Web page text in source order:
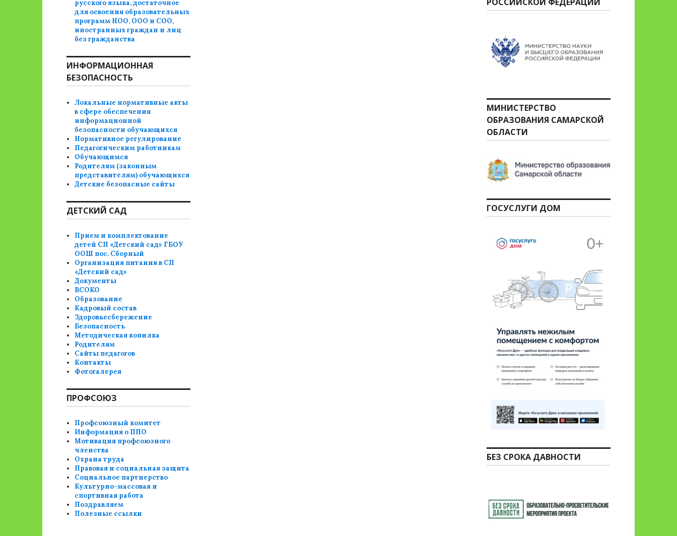
русского языка, достаточное
для освоения образовательных
программ НОО, ООО и СОО,
иностранных граждан и лиц
без гражданства
ИНФОРМАЦИОННАЯ
БЕЗОПАСНОСТЬ
Локальные нормативные акты
в сфере обеспечения
информационной
безопасности обучающихся
Нормативное регулирование
Педагогическим работникам
Обучающимся
Родителям (законным
представителям) обучающихся
Детские безопасные сайты
ДЕТСКИЙ САД
Прием и комплектование
детей СП «Детский сад» ГБОУ
ООШ пос. Сборный
Организация питания в СП
«Детский сад»
Документы
ВСОКО
Образование
Кадровый состав
Здоровьесбережение
Безопасность
Методическая копилка
Родителям
Сайты педагогов
Контакты
Фотогалерея
ПРОФСОЮЗ
Профсоюзный комитет
Информация о ППО
Мотивация профсоюзного
членства
Охрана труда
Правовая и социальная защита
Социальное партнерство
Культурно-массовая и
спортивная работа
Поздравляем
Полезные ссылки
МИНИСТЕРСТВО
ОБРАЗОВАНИЯ САМАРСКОЙ
ОБЛАСТИ
ГОСУСЛУГИ ДОМ
БЕЗ СРОКА ДАВНОСТИ